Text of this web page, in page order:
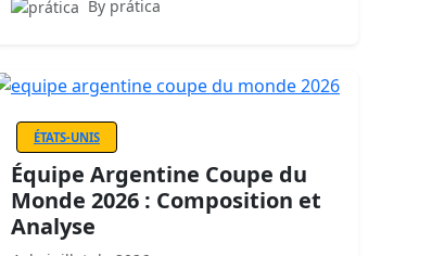
By prática
ÉTATS-UNIS
Équipe Argentine Coupe du
Monde 2026 : Composition et
Analyse